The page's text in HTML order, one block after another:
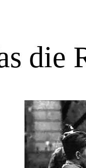
die